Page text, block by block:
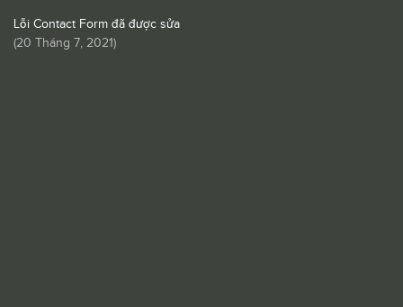
Lỗi Contact Form đã được sửa
(20 Tháng 7, 2021)